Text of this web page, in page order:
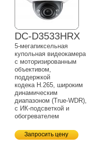
DC-D3533HRX
5-мегапиксельная
купольная видеокамера
с моторизированным
объективом,
поддержкой
кодека H.265, широким
динамическим
диапазоном (True-WDR),
с ИК-подсветкой и
обогревателем
Запросить цену